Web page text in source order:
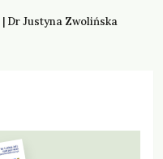
Dr Justyna Zwolińska